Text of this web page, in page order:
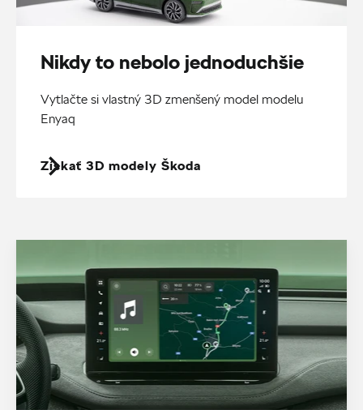
Nikdy to nebolo jednoduchšie
Vytlačte si vlastný 3D zmenšený model modelu
Enyaq
Získať 3D modely Škoda